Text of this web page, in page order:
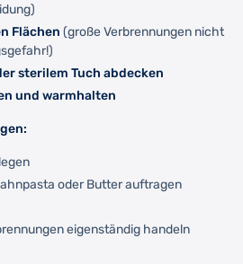
Flächen (große Verbrennungen nicht
sterilem Tuch abdecken
und warmhalten
oder Butter auftragen
eigenständig handeln